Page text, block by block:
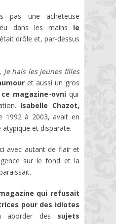
pas une acheteuse
dans les mains le
drôle et, par-dessus
Je hais les jeunes filles
et aussi un gros
ce magazine-ovniqui
Isabelle Chazot,
1992 à 2003, avait en
et disparate.
avec autant de flair et
sur le fond et la
qui refusait
pour des idiotes
aborder des sujets